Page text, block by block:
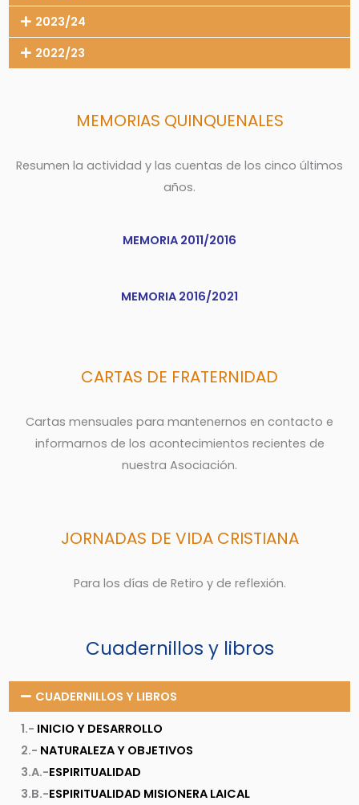
2023/24
2022/23
MEMORIAS QUINQUENALES
Resumen la actividad y las cuentas de los cinco últimos
años.
MEMORIA 2011/2016
MEMORIA 2016/2021
CARTAS DE FRATERNIDAD
Cartas mensuales para mantenernos en contacto e
informarnos de los acontecimientos recientes de
nuestra Asociación.
JORNADAS DE VIDA CRISTIANA
Para los días de Retiro y de reflexión.
Cuadernillos y libros
CUADERNILLOS Y LIBROS
1.- INICIO Y DESARROLLO
2.- NATURALEZA Y OBJETIVOS
3.A.-ESPIRITUALIDAD
3.B.-ESPIRITUALIDAD MISIONERA LAICAL